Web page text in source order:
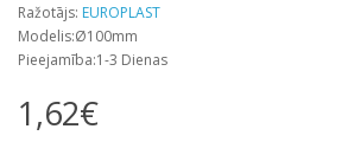
Ražotājs: EUROPLAST
Modelis:Ø100mm
Pieejamība:1-3 Dienas
1,62€